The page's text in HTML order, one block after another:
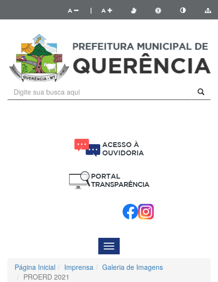
A A
Menu
de
Navegação
Página Inicial Imprensa
Galeria de Imagens
PROERD 2021